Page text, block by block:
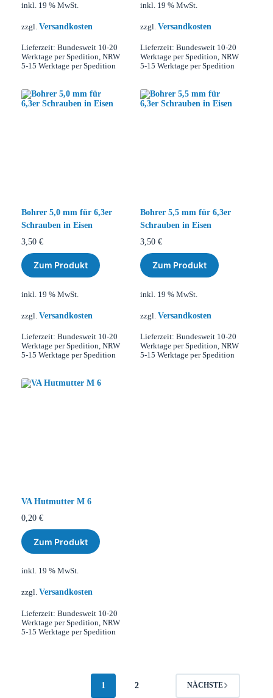
inkl. 19 % MwSt.
zzgl. Versandkosten
Lieferzeit: Bundesweit 10-20
Werktage per Spedition, NRW
5-15 Werktage per Spedition
inkl. 19 % MwSt.
zzgl. Versandkosten
Lieferzeit: Bundesweit 10-20
Werktage per Spedition, NRW
5-15 Werktage per Spedition
Bohrer 5,0 mm für 6,3er
Schrauben in Eisen
3,50 €
Zum Produkt
inkl. 19 % MwSt.
zzgl. Versandkosten
Lieferzeit: Bundesweit 10-20
Werktage per Spedition, NRW
5-15 Werktage per Spedition
Bohrer 5,5 mm für 6,3er
Schrauben in Eisen
3,50 €
Zum Produkt
inkl. 19 % MwSt.
zzgl. Versandkosten
Lieferzeit: Bundesweit 10-20
Werktage per Spedition, NRW
5-15 Werktage per Spedition
VA Hutmutter M 6
0,20 €
Zum Produkt
inkl. 19 % MwSt.
zzgl. Versandkosten
Lieferzeit: Bundesweit 10-20
Werktage per Spedition, NRW
5-15 Werktage per Spedition
1 2 NÄCHSTE